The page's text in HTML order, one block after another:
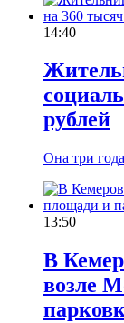
14:40
рублей
Она три
13:50
В
возле